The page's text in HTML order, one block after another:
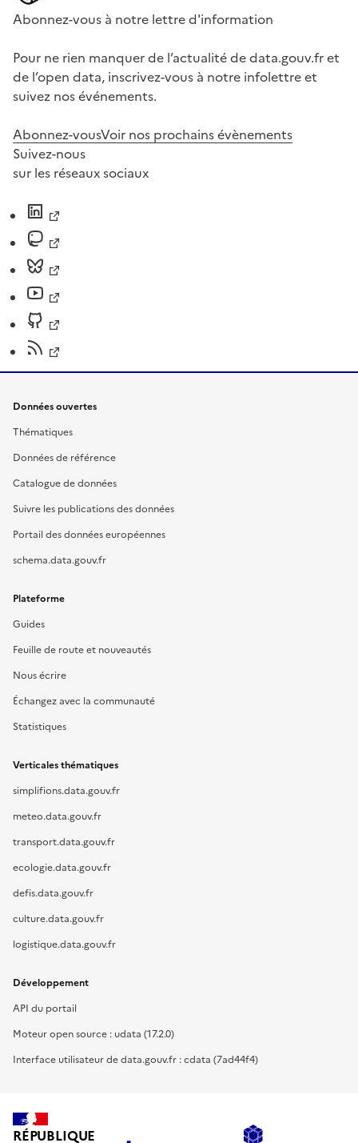
Abonnez-vous à notre lettre d'information
Pour ne rien manquer de l’actualité de data.gouv.fr et
de l’open data, inscrivez-vous à notre infolettre et
suivez nos événements.
Abonnez-vousVoir nos prochains évènements
Suivez-nous
sur les réseaux sociaux
Données ouvertes
Thématiques
Données de référence
Catalogue de données
Suivre les publications des données
Portail des données européennes
schema.data.gouv.fr
Plateforme
Guides
Feuille de route et nouveautés
Nous écrire
Échangez avec la communauté
Statistiques
Verticales thématiques
simplifions.data.gouv.fr
meteo.data.gouv.fr
transport.data.gouv.fr
ecologie.data.gouv.fr
defis.data.gouv.fr
culture.data.gouv.fr
logistique.data.gouv.fr
Développement
API du portail
Moteur open source : udata (17.2.0)
Interface utilisateur de data.gouv.fr : cdata (7ad44f4)
RÉPUBLIQUE